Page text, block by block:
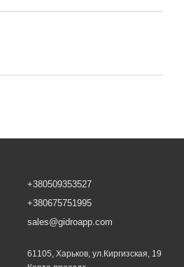
+380509353527
+380675751995
sales@gidroapp.com
61105, Харьков, ул.Киргизская, 19